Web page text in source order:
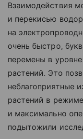
Взаимодействия
и перекисью
на
очень быстро,
перемены в
растений. Это
неблагоприятные
растений в
и максимально
подытожили